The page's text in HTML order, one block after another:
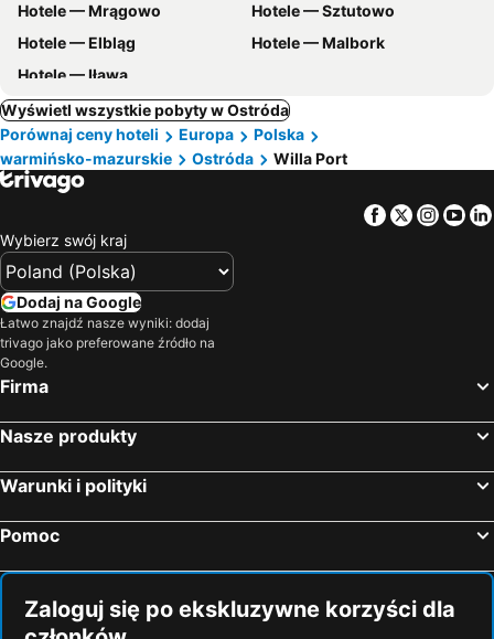
Hotele — Mrągowo
Hotele — Sztutowo
Hotele — Elbląg
Hotele — Malbork
Hotele — Iława
Wyświetl wszystkie pobyty w Ostróda
Porównaj ceny hoteli
Europa
Polska
warmińsko-mazurskie
Ostróda Willa Port
Facebook
Twitter
Wybierz swój kraj
Dodaj na Google
Łatwo znajdź nasze wyniki: dodaj
trivago jako preferowane źródło na
Google.
Firma
Nasze produkty
Warunki i polityki
Pomoc
Zaloguj się po ekskluzywne korzyści dla